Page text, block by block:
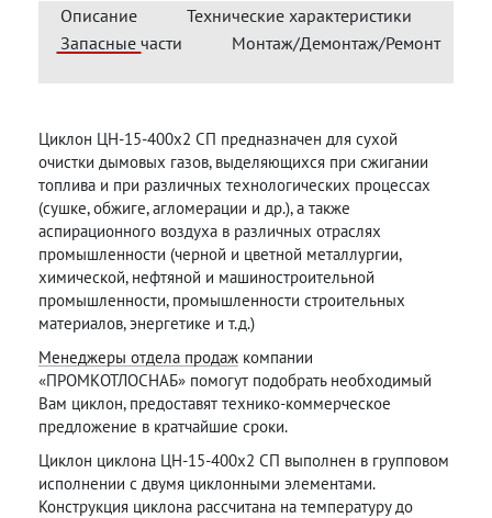
Описание
Технические характеристики
Запасные части
Монтаж/Демонтаж/Ремонт
Циклон ЦН-15-400х2 СП предназначен для сухой
очистки дымовых газов, выделяющихся при сжигании
топлива и при различных технологических процессах
(сушке, обжиге, агломерации и др.), а также
аспирационного воздуха в различных отраслях
промышленности (черной и цветной металлургии,
химической, нефтяной и машиностроительной
промышленности, промышленности строительных
материалов, энергетике и т.д.)
Менеджеры отдела продаж компании
«ПРОМКОТЛОСНАБ» помогут подобрать необходимый
Вам циклон, предоставят технико-коммерческое
предложение в кратчайшие сроки.
Циклон циклона ЦН-15-400х2 СП выполнен в групповом
исполнении с двумя циклонными элементами.
Конструкция циклона рассчитана на температуру до